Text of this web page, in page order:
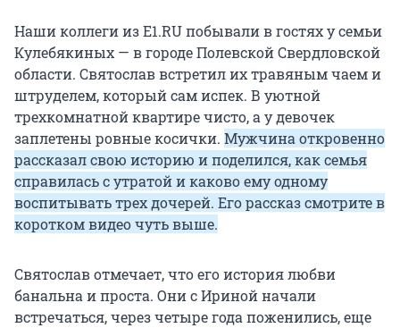
Наши коллеги из E1.RU побывали в гостях у семьи
Кулебякиных — в городе Полевской Свердловской
области. Святослав встретил их травяным чаем и
штруделем, который сам испек. В уютной
трехкомнатной квартире чисто, а у девочек
заплетены ровные косички. Мужчина откровенно
рассказал свою историю и поделился, как семья
справилась с утратой и каково ему одному
воспитывать трех дочерей. Его рассказ смотрите в
коротком видео чуть выше.
Святослав отмечает, что его история любви
банальна и проста. Они с Ириной начали
встречаться, через четыре года поженились, еще